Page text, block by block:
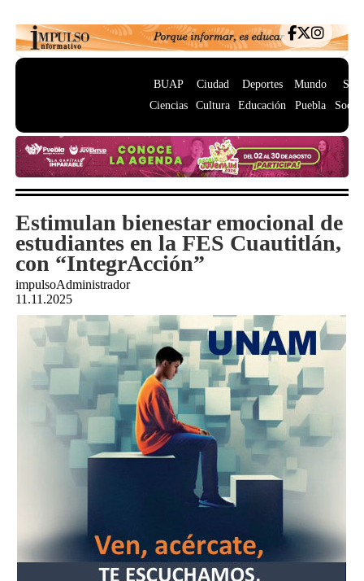
BUAP
Ciencias
Ciudad
Cultura
Deportes
Educación
Mundo
Puebla
Estimulan bienestar emocional de
estudiantes en la FES Cuautitlán,
con “IntegrAcción”
impulsoAdministrador
11.11.2025